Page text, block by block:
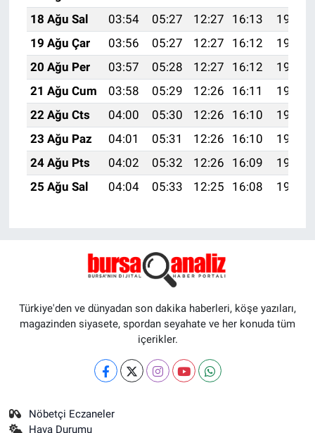
18 Ağu Sal
03:54 05:27 12:27 16:13
19:18
19 Ağu Çar
03:56 05:27 12:27 16:12
19:16
20 Ağu Per
03:57 05:28 12:27 16:12
19:15
21 Ağu Cum
03:58 05:29 12:26 16:11
19:13
22 Ağu Cts
04:00 05:30 12:26 16:10
19:12
23 Ağu Paz
04:01 05:31 12:26 16:10
19:11
24 Ağu Pts
04:02 05:32 12:26 16:09
19:09
25 Ağu Sal
04:04 05:33 12:25 16:08 19:08
Türkiye'den ve dünyadan son dakika haberleri, köşe yazıları,
magazinden siyasete, spordan seyahate ve her konuda tüm
içerikler.
Nöbetçi Eczaneler
Hava Durumu